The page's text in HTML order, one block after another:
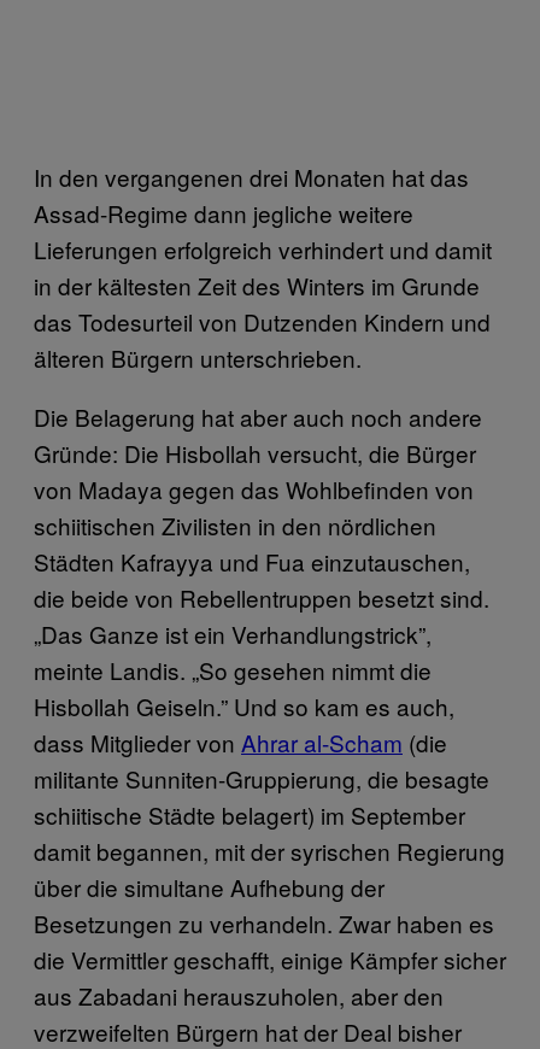
In den vergangenen drei Monaten hat das
Assad-Regime dann jegliche weitere
Lieferungen erfolgreich verhindert und damit
in der kältesten Zeit des Winters im Grunde
das Todesurteil von Dutzenden Kindern und
älteren Bürgern unterschrieben.
Die Belagerung hat aber auch noch andere
Gründe: Die Hisbollah versucht, die Bürger
von Madaya gegen das Wohlbefinden von
schiitischen Zivilisten in den nördlichen
Städten Kafrayya und Fua einzutauschen,
die beide von Rebellentruppen besetzt sind.
„Das Ganze ist ein Verhandlungstrick”,
meinte Landis. „So gesehen nimmt die
Hisbollah Geiseln.” Und so kam es auch,
dass Mitglieder von Ahrar al-Scham (die
militante Sunniten-Gruppierung, die besagte
schiitische Städte belagert) im September
damit begannen, mit der syrischen Regierung
über die simultane Aufhebung der
Besetzungen zu verhandeln. Zwar haben es
die Vermittler geschafft, einige Kämpfer sicher
aus Zabadani herauszuholen, aber den
verzweifelten Bürgern hat der Deal bisher